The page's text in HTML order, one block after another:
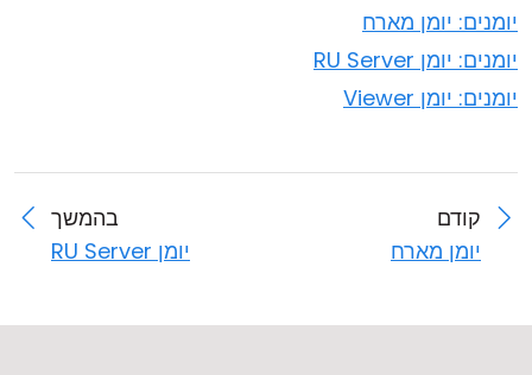
יומנים: יומן מארח
יומנים: יומן RU Server
יומנים: יומן Viewer
קודם
יומן מארח
בהמשך
יומן RU Server